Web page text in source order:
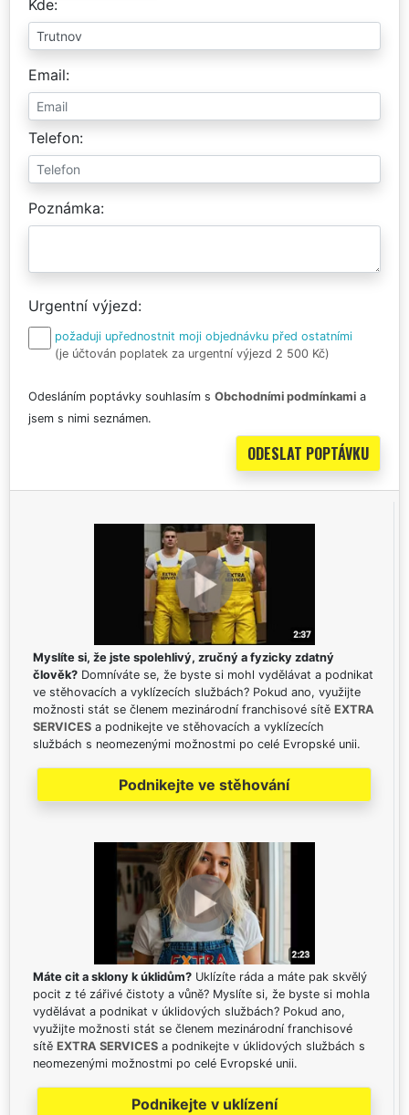
Kde
Email
Telefon
Poznámka
Urgentní výjezd
požaduji upřednostnit moji objednávku před ostatními
(je účtován poplatek za urgentní výjezd 2 500 Kč)
Odesláním poptávky souhlasím s Obchodními podmínkami a
jsem s nimi seznámen.
Myslíte si, že jste spolehlivý, zručný a fyzicky zdatný
člověk? Domníváte se, že byste si mohl vydělávat a podnikat
ve stěhovacích a vyklízecích službách? Pokud ano, využijte
možnosti stát se členem mezinárodní franchisové sítě EXTRA
SERVICES a podnikejte ve stěhovacích a vyklízecích
službách s neomezenými možnostmi po celé Evropské unii.
Podnikejte ve stěhování
Máte cit a sklony k úklidům? Uklízíte ráda a máte pak skvělý
pocit z té zářivé čistoty a vůně? Myslíte si, že byste si mohla
vydělávat a podnikat v úklidových službách? Pokud ano,
využijte možnosti stát se členem mezinárodní franchisové
sítě EXTRA SERVICES a podnikejte v úklidových službách s
neomezenými možnostmi po celé Evropské unii.
Podnikejte v uklízení